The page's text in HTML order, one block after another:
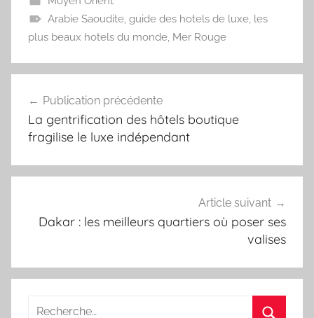
Arabie Saoudite, guide des hotels de luxe, les
plus beaux hotels du monde, Mer Rouge
de
l’article
Publication précédente
La gentrification des hôtels boutique
fragilise le luxe indépendant
Article suivant
Dakar : les meilleurs quartiers où poser ses
valises
Recherche